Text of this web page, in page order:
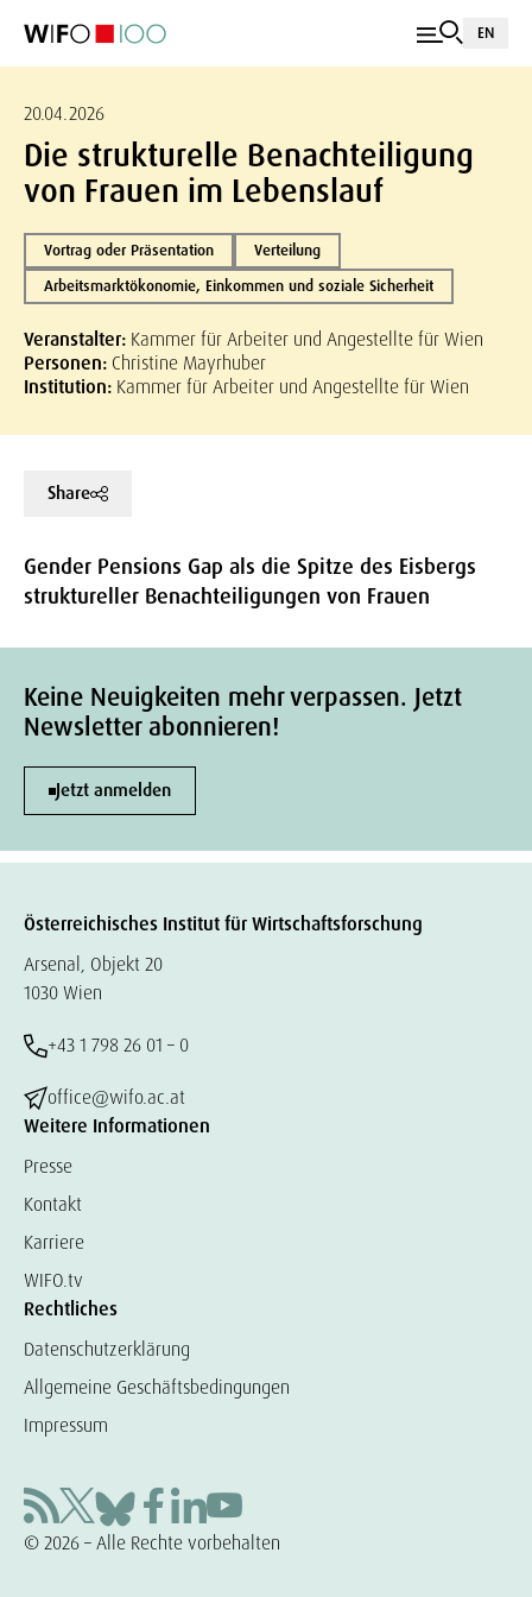
EN
20.04.2026
Die strukturelle Benachteiligung
von Frauen im Lebenslauf
Vortrag oder Präsentation
Verteilung
Arbeitsmarktökonomie, Einkommen und soziale Sicherheit
Veranstalter: Kammer für Arbeiter und Angestellte für Wien
Personen: Christine Mayrhuber
Institution: Kammer für Arbeiter und Angestellte für Wien
Share
Gender Pensions Gap als die Spitze des Eisbergs
struktureller Benachteiligungen von Frauen
Keine Neuigkeiten mehr verpassen. Jetzt
Newsletter abonnieren!
Jetzt anmelden
Österreichisches Institut für Wirtschaftsforschung
Arsenal, Objekt 20
1030 Wien
+43 1 798 26 01 – 0
office@wifo.ac.at
Weitere Informationen
Presse
Kontakt
Karriere
WIFO.tv
Rechtliches
Datenschutzerklärung
Allgemeine Geschäftsbedingungen
Impressum
© 2026 – Alle Rechte vorbehalten